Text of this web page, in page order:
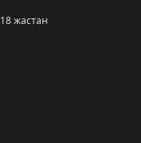
жастан